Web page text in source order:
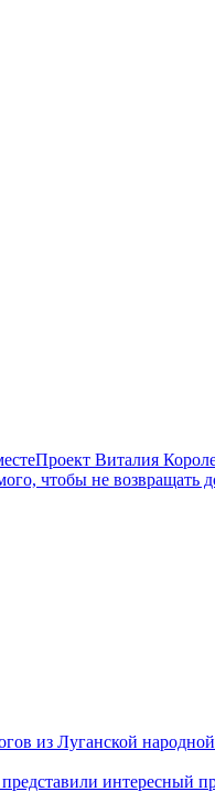
Проект Виталия
чтобы не возвращать
из Луганской